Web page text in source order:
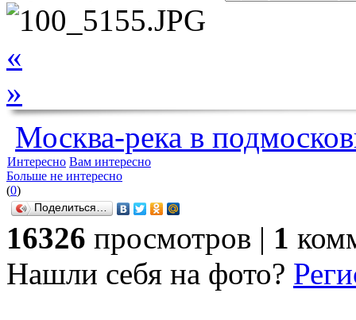
«
»
Москва-река в
Интересно Вам интересно
Больше не интересно
(0)
Поделиться…
16326 просмотров | 1
Нашли себя на фото?